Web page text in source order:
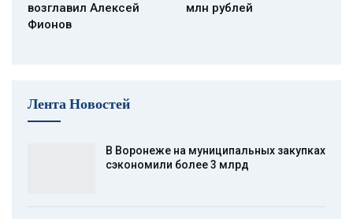
возглавил Алексей
Фионов
млн рублей
Лента Новостей
В Воронеже на муниципальных закупках
сэкономили более 3 млрд